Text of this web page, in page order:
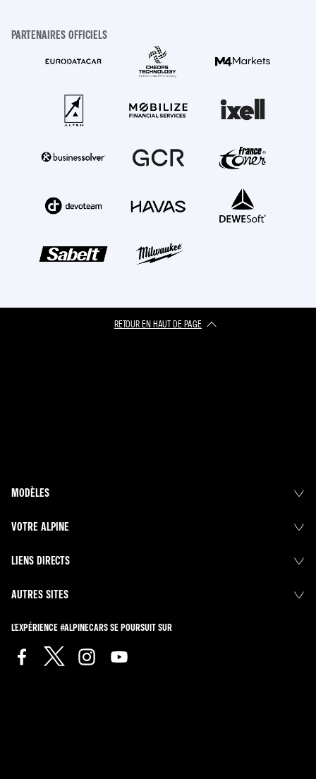
PARTENAIRES OFFICIELS
RETOUR EN HAUT DE PAGE​
MODÈLES
VOTRE ALPINE
LIENS DIRECTS
AUTRES SITES
L'EXPÉRIENCE #ALPINECARS SE POURSUIT SUR